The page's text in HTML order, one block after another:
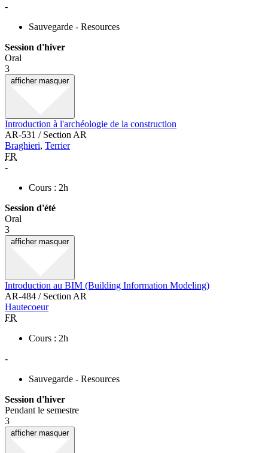
-
Sauvegarde - Resources
Session d'hiver
Oral
3
afficher masquer
Introduction à l'archéologie de la construction
AR-531 / Section AR
Braghieri, Terrier
FR
-
Cours : 2h
Session d'été
Oral
3
afficher masquer
Introduction au BIM (Building Information Modeling)
AR-484 / Section AR
Hautecoeur
FR
Cours : 2h
-
Sauvegarde - Resources
Session d'hiver
Pendant le semestre
3
afficher masquer